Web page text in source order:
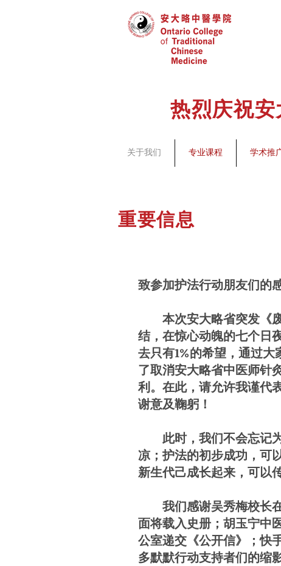
热烈庆祝
关于我们 专业课程 学术推
重要信息
致参加护法行动朋友们的
本次安大略省突发《废
结，在惊心动魄的七个日
去只有1%的希望，通过
了取消安大略省中医师针
利。在此，请允许我谨代
谢意及鞠躬！
此时，我们不会忘记为
凉；护法的初步成功，可
新生代己成长起来，可以
我们感谢吴秀梅校长在
面将载入史册；胡玉宁中
公室递交《公开信》；快
多默默行动支持者们的缩影